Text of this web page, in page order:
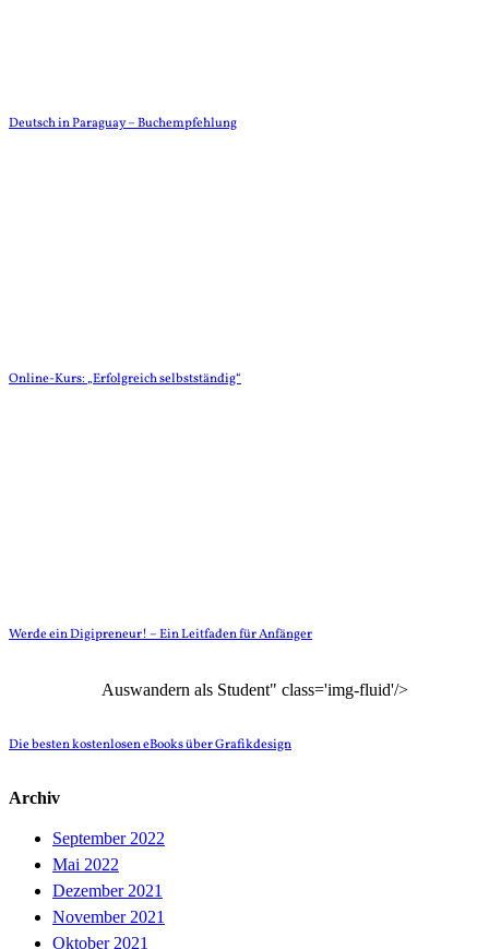
Deutsch in Paraguay – Buchempfehlung
Online-Kurs: „Erfolgreich selbstständig“
Werde ein Digipreneur! – Ein Leitfaden für Anfänger
Auswandern als Student" class='img-fluid'/>
Die besten kostenlosen eBooks über Grafikdesign
Archiv
September 2022
Mai 2022
Dezember 2021
November 2021
Oktober 2021